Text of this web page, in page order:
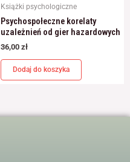
Książki psychologiczne
Psychospołeczne korelaty
uzależnień od gier hazardowych
36,00 zł
Dodaj do koszyka